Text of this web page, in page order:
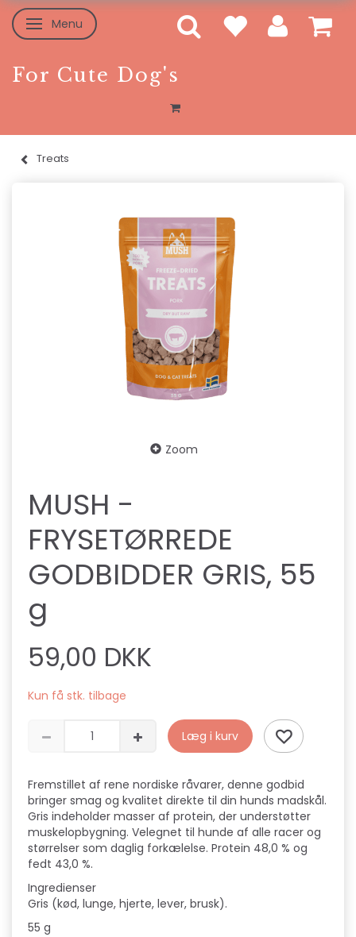
Skifte navigation
Menu
For Cute Dog's
Treats
Zoom
MUSH -
FRYSETØRREDE
GODBIDDER GRIS, 55
g
59,00 DKK
Kun få stk. tilbage
Læg i kurv
Fremstillet af rene nordiske råvarer, denne godbid
bringer smag og kvalitet direkte til din hunds madskål.
Gris indeholder masser af protein, der understøtter
muskelopbygning. Velegnet til hunde af alle racer og
størrelser som daglig forkælelse. Protein 48,0 % og
fedt 43,0 %.
Ingredienser
Gris (kød, lunge, hjerte, lever, brusk).
55 g